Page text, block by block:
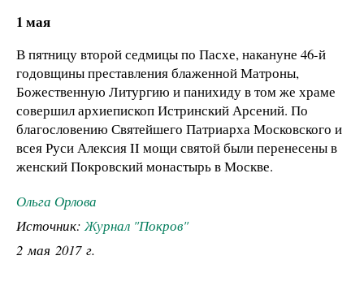
1 мая
В пятницу второй седмицы по Пасхе, накануне 46-й
годовщины преставления блаженной Матроны,
Божественную Литургию и панихиду в том же храме
совершил архиепископ Истринский Арсений. По
благословению Святейшего Патриарха Московского и
всея Руси Алексия II мощи святой были перенесены в
женский Покровский монастырь в Москве.
Ольга Орлова
Источник: Журнал "Покров"
2 мая 2017 г.